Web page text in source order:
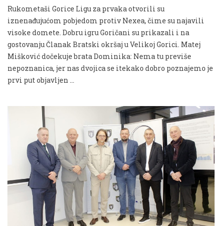
Rukometaši Gorice Ligu za prvaka otvorili su
iznenađujućom pobjedom protiv Nexea, čime su najavili
visoke domete. Dobru igru Goričani su prikazali i na
gostovanju Članak Bratski okršaj u Velikoj Gorici. Matej
Mišković dočekuje brata Dominika: Nema tu previše
nepoznanica, jer nas dvojica se itekako dobro poznajemo je
prvi put objavljen …